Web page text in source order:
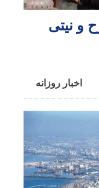
و نیتی
اخبار روزانه